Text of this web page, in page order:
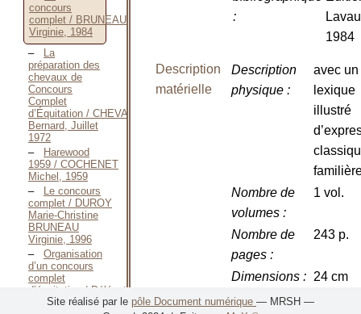
concours
complet / BRUNEAU
Virginie, 1984
La
préparation des
chevaux de
Concours
Complet
d’Équitation / CHEVALLIER
Bernard, Juillet
1972
Harewood
1959 / COCHENET
Michel, 1959
Le concours
complet / DUROY
Marie-Christine
BRUNEAU
Virginie, 1996
Organisation
d’un concours
complet
d’équitation / Délégation
nationale aux
:
1984
Description
matérielle
Description
physique:
avec un
lexique
illustré
Nombre de
volumes:
1 vol.
Nombre de
pages:
243 p.
Dimensions:
24 cm
Illustrations:
Site réalisé par le pôle Document numérique — MRSH —